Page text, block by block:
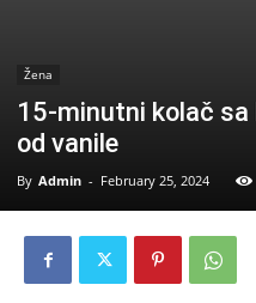
Žena
15-minutni kolač
od vanile
By Admin - February 25, 2024